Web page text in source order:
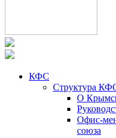
КФС
Структура
О
Офис-
союза